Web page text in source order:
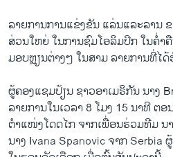
ພາສາຕ່າງໆ
ລາຍການການແຂ່ງຂັນ ແລ່ນແລະລານ
ສ່ວນໃຫຍ່ ​ໃນການຊົມໂອລິມປິກ ໃນຄ່
ມອບຫຼຽນຕ່າງໆ ໃນສາມ ລາຍການທີ່​ໄ
ຜູ້ຄອງແຊມປ້ຽນ ຊາວອາເມຣິກັນ ນາງ
ລາຍການໃນເວລາ 8 ໂມງ 15 ນາທີ ຕ
ຕຳແໜ່ງໂດດໄກ ຈາກເພື່ອນຮ່ວມທີມ ນ
ນາງ Ivana Spanovic ຈາກ